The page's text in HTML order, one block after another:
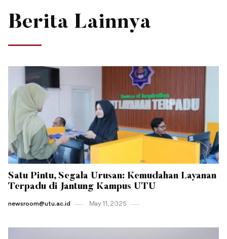
Berita Lainnya
Satu Pintu, Segala Urusan: Kemudahan Layanan
Terpadu di Jantung Kampus UTU
newsroom@utu.ac.id May 11 , 2025